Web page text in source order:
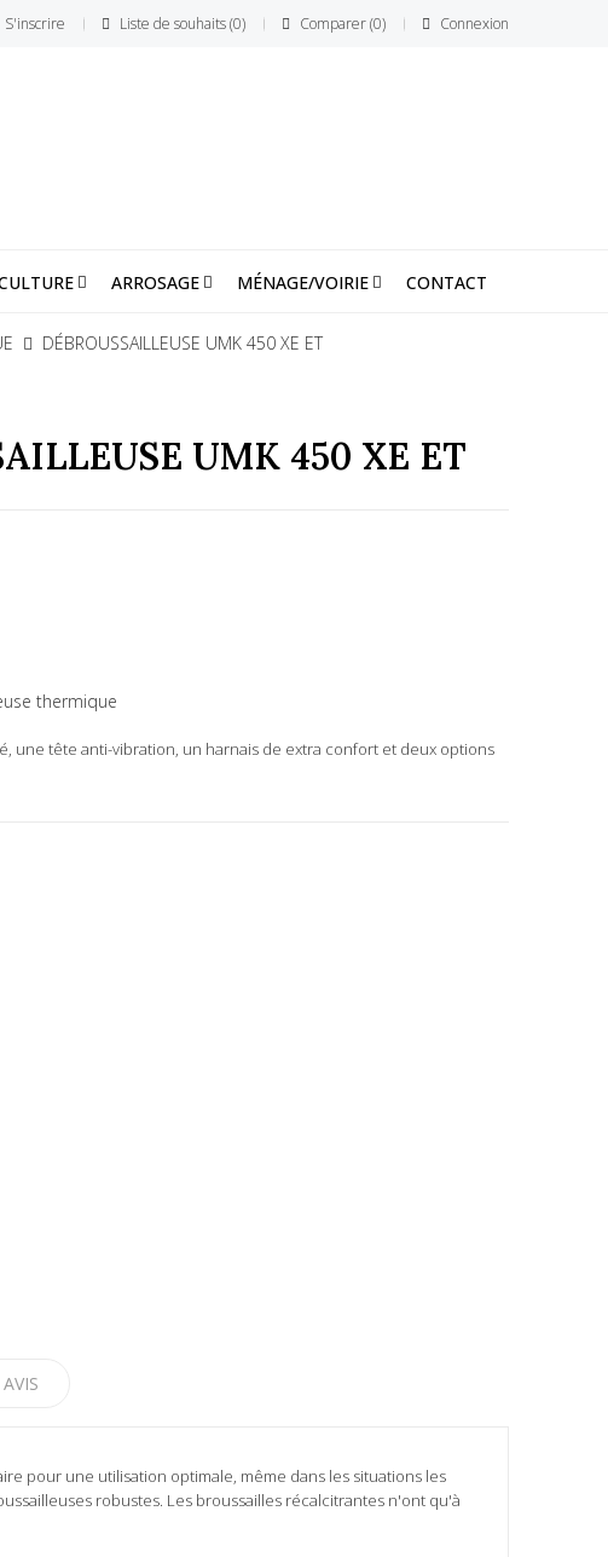
S'inscrire Liste de souhaits 0 Comparer 0 Connexion
ARROSAGE MÉNAGE/VOIRIE CONTACT
DÉBROUSSAILLEUSE UMK 450 XE ET
UMK 450 XE ET
thermique
une tête anti-vibration, un harnais de extra confort et deux options
AVIS
pour une utilisation optimale, même dans les situations les
robustes. Les broussailles récalcitrantes n'ont qu'à